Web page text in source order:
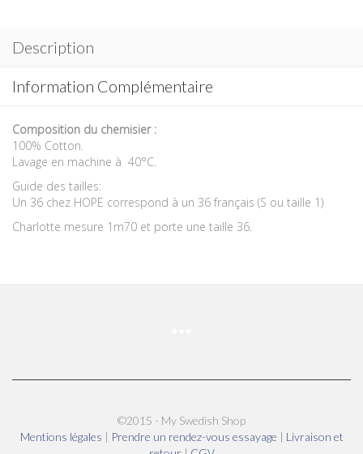
Description
Information Complémentaire
Composition du chemisier :
100% Cotton.
Lavage en machine à 40°C.
Guide des tailles:
Un 36 chez HOPE correspond à un 36 français (S ou taille 1)
Charlotte mesure 1m70 et porte une taille 36.
©2015 - My Swedish Shop
Mentions légales | Prendre un rendez-vous essayage | Livraison et